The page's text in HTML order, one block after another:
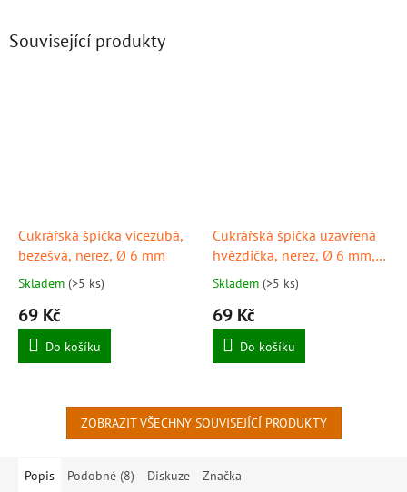
Související produkty
Cukrářská špička vícezubá,
bezešvá, nerez, Ø 6 mm
Skladem (>5 ks)
69 Kč
Do košíku
Cukrářská špička uzavřená
hvězdička, nerez, Ø 6 mm,
SCHNEIDER
Skladem (>5 ks)
69 Kč
Do košíku
ZOBRAZIT VŠECHNY SOUVISEJÍCÍ PRODUKTY
Popis Podobné (8) Diskuze Značka